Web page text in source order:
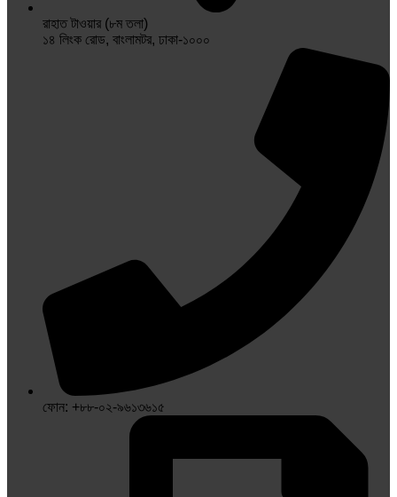
রাহাত টাওয়ার (৮ম তলা)
১৪ লিংক রোড, বাংলামটর, ঢাকা-১০০০
ফোন: +৮৮-০২-৯৬১৩৬১৫